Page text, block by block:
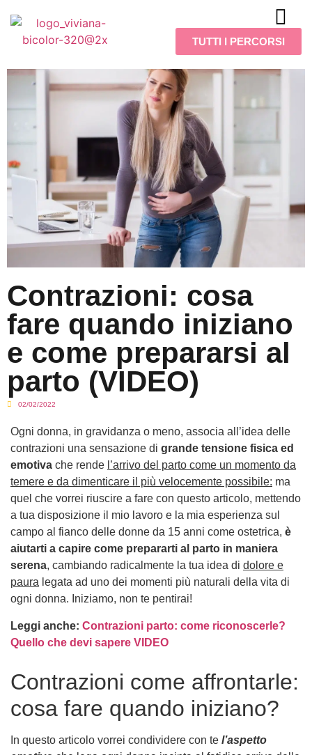
TUTTI I PERCORSI
Contrazioni: cosa
fare quando iniziano
e come prepararsi al
parto (VIDEO)
02/02/2022
Ogni donna, in gravidanza o meno, associa all’idea delle
contrazioni una sensazione di grande tensione fisica ed
emotiva che rende l’arrivo del parto come un momento da
temere e da dimenticare il più velocemente possibile: ma
quel che vorrei riuscire a fare con questo articolo, mettendo
a tua disposizione il mio lavoro e la mia esperienza sul
campo al fianco delle donne da 15 anni come ostetrica, è
aiutarti a capire come prepararti al parto in maniera
serena, cambiando radicalmente la tua idea di dolore e
paura legata ad uno dei momenti più naturali della vita di
ogni donna. Iniziamo, non te pentirai!
Leggi anche: Contrazioni parto: come riconoscerle?
Quello che devi sapere VIDEO
Contrazioni come affrontarle:
cosa fare quando iniziano?
In questo articolo vorrei condividere con te l’aspetto